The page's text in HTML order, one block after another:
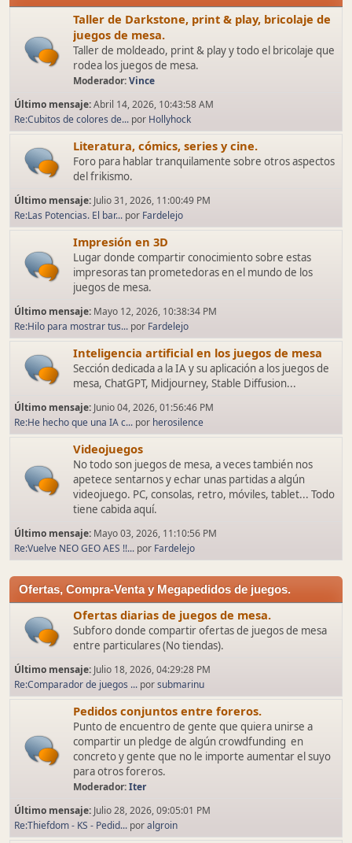
Taller de Darkstone, print & play, bricolaje de
juegos de mesa.
Taller de moldeado, print & play y todo el bricolaje que
rodea los juegos de mesa.
Moderador:Vince
Último mensaje:Abril 14, 2026, 10:43:58 AM
Re:Cubitos de colores de... por Hollyhock
Literatura, cómics, series y cine.
Foro para hablar tranquilamente sobre otros aspectos
del frikismo.
Último mensaje: Julio 31, 2026, 11:00:49 PM
Re:Las Potencias. El bar... por Fardelejo
Impresión en 3D
Lugar donde compartir conocimiento sobre estas
impresoras tan prometedoras en el mundo de los
juegos de mesa.
Último mensaje: Mayo 12, 2026, 10:38:34 PM
Re:Hilo para mostrar tus... por Fardelejo
Inteligencia artificial en los juegos de mesa
Sección dedicada a la IA y su aplicación a los juegos de
mesa, ChatGPT, Midjourney, Stable Diffusion...
Último mensaje: Junio 04, 2026, 01:56:46 PM
Re:He hecho que una IA c... por herosilence
Videojuegos
No todo son juegos de mesa, a veces también nos
apetece sentarnos y echar unas partidas a algún
videojuego. PC, consolas, retro, móviles, tablet... Todo
tiene cabida aquí.
Último mensaje: Mayo 03, 2026, 11:10:56 PM
Re:Vuelve NEO GEO AES !!... por Fardelejo
Ofertas, Compra-Venta y Megapedidos de juegos.
Ofertas diarias de juegos de mesa.
Subforo donde compartir ofertas de juegos de mesa
entre particulares (No tiendas).
Último mensaje: Julio 18, 2026, 04:29:28 PM
Re:Comparador de juegos ... porsubmarinu
Pedidos conjuntos entre foreros.
Punto de encuentro de gente que quiera unirse a
compartir un pledge de algún crowdfunding en
concreto y gente que no le importe aumentar el suyo
para otros foreros.
Moderador:Iter
Último mensaje: Julio 28, 2026, 09:05:01 PM
Re:Thiefdom - KS - Pedid... poralgroin